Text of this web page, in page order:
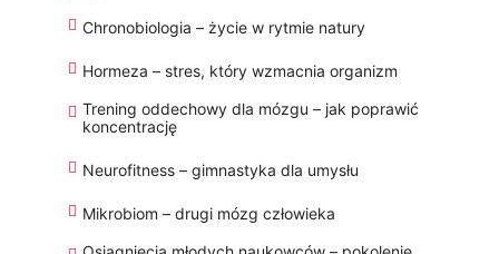
Chronobiologia – życie w rytmie natury
Hormeza – stres, który wzmacnia organizm
Trening oddechowy dla mózgu – jak poprawić
koncentrację
Neurofitness – gimnastyka dla umysłu
Mikrobiom – drugi mózg człowieka